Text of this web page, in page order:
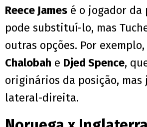
Reece James é o jogador da
pode substituí-lo, mas
outras opções. Por exemplo,
Chalobah e Djed Spence,
originários da posição, mas
lateral-direita.